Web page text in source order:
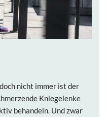
nicht immer ist der
Kniegelenke
behandeln. Und zwar